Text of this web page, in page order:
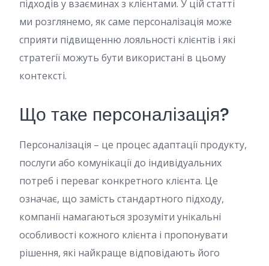
підходів у взаєминах з клієнтами. У цій статті
ми розглянемо, як саме персоналізація може
сприяти підвищенню лояльності клієнтів і які
стратегії можуть бути використані в цьому
контексті.
Що таке персоналізація?
Персоналізація – це процес адаптації продукту,
послуги або комунікації до індивідуальних
потреб і переваг конкретного клієнта. Це
означає, що замість стандартного підходу,
компанії намагаються зрозуміти унікальні
особливості кожного клієнта і пропонувати
рішення, які найкраще відповідають його